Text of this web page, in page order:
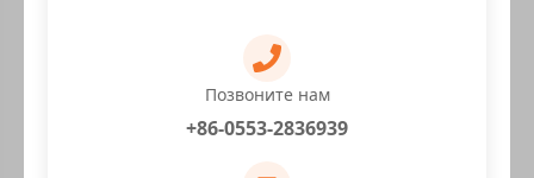
Позвоните нам
+86-0553-2836939